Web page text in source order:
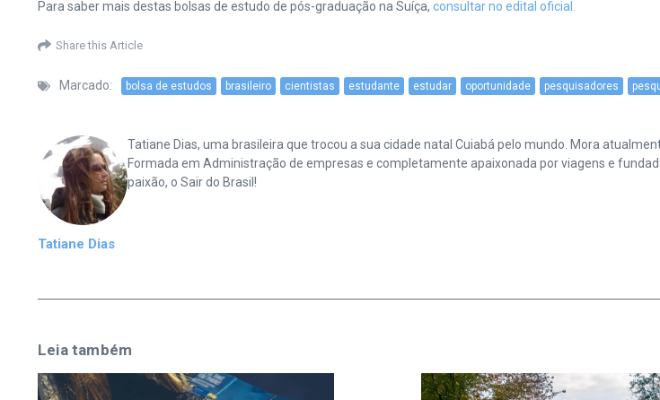
Para saber mais destas bolsas de estudo de pós-graduação na Suíça, consultar no edital oficial.
Share this Article
Marcado: bolsa de estudos brasileiro cientistas estudante estudar oportunidade pesquisadores
Tatiane Dias
Tatiane Dias, uma brasileira que trocou a sua cidade natal Cuiabá pelo mundo. Mora
Formada em Administração de empresas e completamente apaixonada por viagens e
paixão, o Sair do Brasil!
Leia também